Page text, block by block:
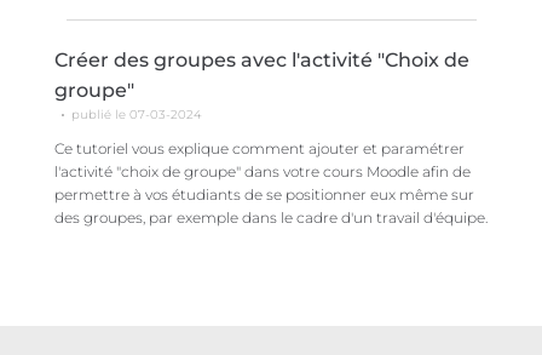
Créer des groupes avec l'activité "Choix de
groupe"
publié le 07-03-2024
Ce tutoriel vous explique comment ajouter et paramétrer
l'activité "choix de groupe" dans votre cours Moodle afin de
permettre à vos étudiants de se positionner eux même sur
des groupes, par exemple dans le cadre d'un travail d'équipe.